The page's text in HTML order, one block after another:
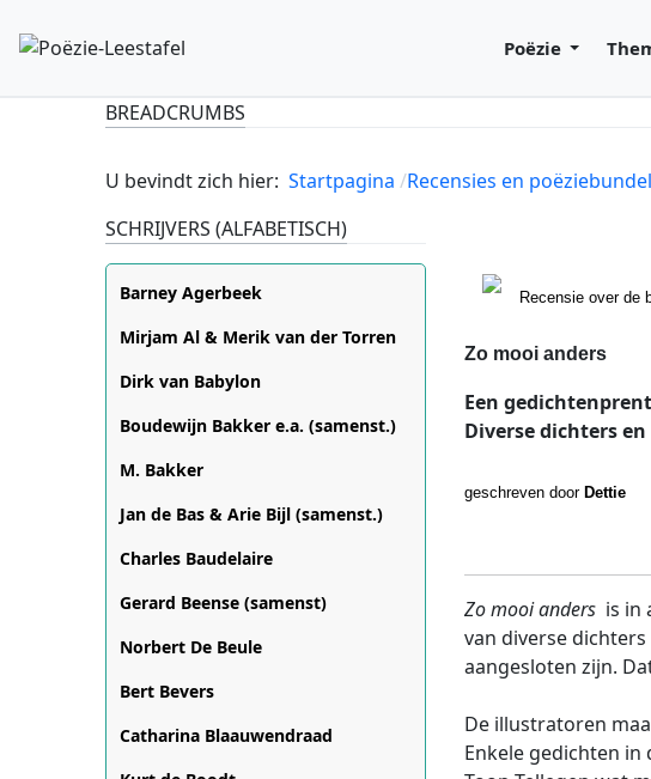
Poëzie
BREADCRUMBS
U bevindt zich hier: Startpagina Recensies en
Recensie over de
Zo mooi anders
Een
Diverse dichters
geschreven door Dettie
Zo mooi anders is in
van diverse
aangesloten zijn.
De illustratoren
Enkele gedichten
SCHRIJVERS (ALFABETISCH)
Barney Agerbeek
Mirjam Al & Merik van der Torren
Dirk van Babylon
Boudewijn Bakker e.a. (samenst.)
M. Bakker
Jan de Bas & Arie Bijl (samenst.)
Charles Baudelaire
Gerard Beense (samenst)
Norbert De Beule
Bert Bevers
Catharina Blaauwendraad